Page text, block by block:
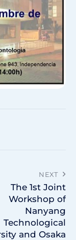
NEXT
The 1st Joint
Workshop of
Nanyang
Technological
and Osaka